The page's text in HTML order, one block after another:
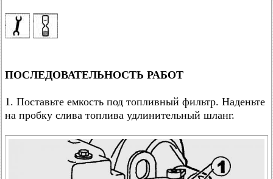
ПОСЛЕДОВАТЕЛЬНОСТЬ РАБОТ
1. Поставьте емкость под топливный фильтр. Наденьте
на пробку слива топлива удлинительный шланг.